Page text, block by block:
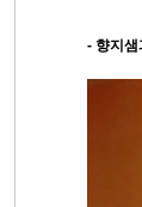
- 향지샘